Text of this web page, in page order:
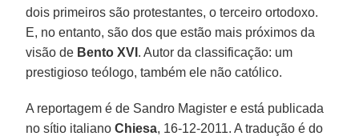
dois primeiros são protestantes, o terceiro ortodoxo.
E, no entanto, são dos que estão mais próximos da
visão de Bento XVI . Autor da classificação: um
prestigioso teólogo, também ele não católico.
A reportagem é de Sandro Magister e está publicada
no sítio italianoChiesa, 16-12-2011. A tradução é do